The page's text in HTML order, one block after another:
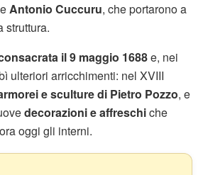
eAntonio Cuccuru, che portarono a
struttura.
il 9 maggio 1688e, nei
ulteriori arricchimenti: nel XVIII
e sculture di Pietro Pozzo, e
decorazioni e affreschiche
oggi gli interni.